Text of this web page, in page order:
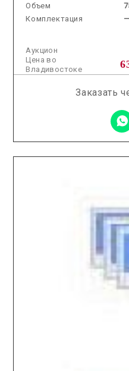
Объем
Комплектация
—
Аукцион
Цена во
Владивостоке
Заказать